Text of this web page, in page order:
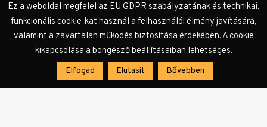
Ez a weboldal megfelel az EU GDPR szabályzatának és technikai,
funkcionális cookie-kat használ a felhasználói élmény javítására,
valamint a zavartalan működés biztosítása érdekében. A cookie
kikapcsolása a böngésző beállításaiban lehetséges.
Elfogad Elutasít Bővebben